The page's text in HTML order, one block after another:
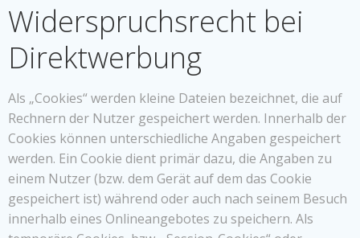
Widerspruchsrecht bei
Direktwerbung
Als „Cookies“ werden kleine Dateien bezeichnet, die auf
Rechnern der Nutzer gespeichert werden. Innerhalb der
Cookies können unterschiedliche Angaben gespeichert
werden. Ein Cookie dient primär dazu, die Angaben zu
einem Nutzer (bzw. dem Gerät auf dem das Cookie
gespeichert ist) während oder auch nach seinem Besuch
innerhalb eines Onlineangebotes zu speichern. Als